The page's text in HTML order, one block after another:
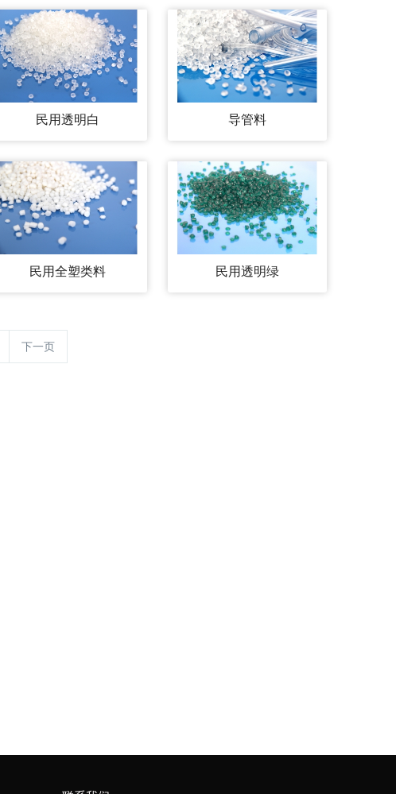
民用透明白 导管料
民用全塑类料 民用透明绿
下一页